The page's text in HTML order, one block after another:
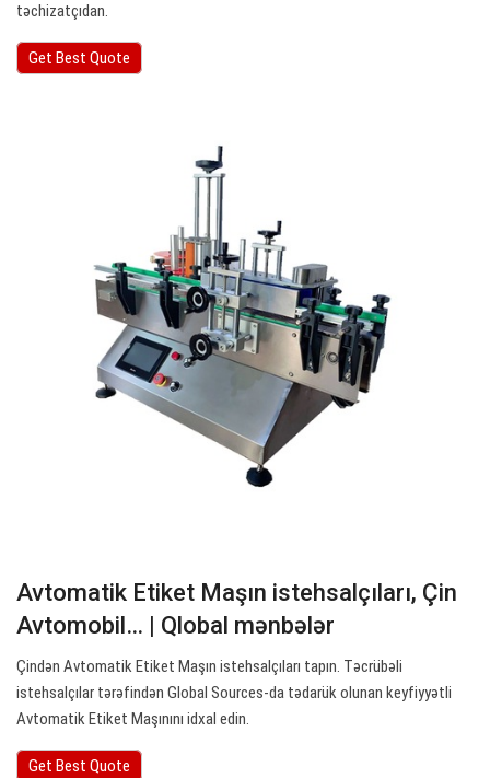
təchizatçıdan.
Get Best Quote
Avtomatik Etiket Maşın istehsalçıları, Çin
Avtomobil… | Qlobal mənbələr
Çindən Avtomatik Etiket Maşın istehsalçıları tapın. Təcrübəli
istehsalçılar tərəfindən Global Sources-da tədarük olunan keyfiyyətli
Avtomatik Etiket Maşınını idxal edin.
Get Best Quote